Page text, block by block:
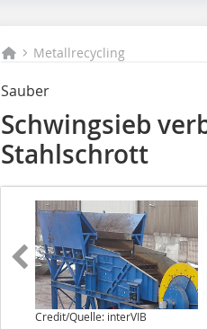
Metallrecycling
Sauber
Schwingsieb
Stahlschrott
Credit/Quelle: interVIB